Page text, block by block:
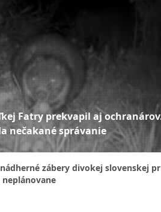
Fatry prekvapil aj
nečakané správanie
zábery divokej slovenskej